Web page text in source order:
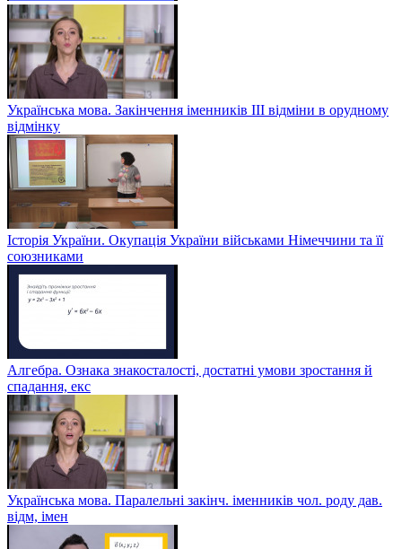
Українська мова. Закінчення іменників ІІІ відміни в орудному
відмінку
Історія України. Окупація України військами Німеччини та її
союзниками
Алгебра. Ознака знакосталості, достатні умови зростання й
спадання, екс
Українська мова. Паралельні закінч. іменників чол. роду дав.
відм, імен